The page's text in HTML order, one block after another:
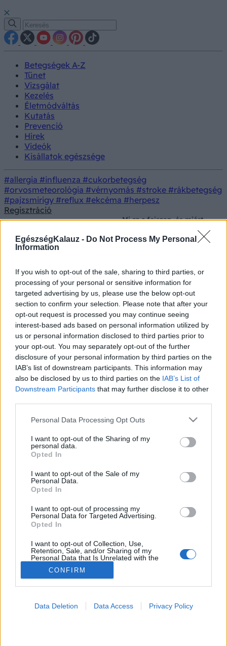
EgészségKalauz - Do Not Process My Personal
Information
If you wish to opt-out of the sale, sharing to third parties, or
processing of your personal or sensitive information for
targeted advertising by us, please use the below opt-out
section to confirm your selection. Please note that after your
opt-out request is processed you may continue seeing
interest-based ads based on personal information utilized by
us or personal information disclosed to third parties prior to
your opt-out. You may separately opt-out of the further
disclosure of your personal information by third parties on the
IAB’s list of downstream participants. This information may
also be disclosed by us to third parties on the IAB’s List of
Downstream Participants that may further disclose it to other
Please note that this website/app uses one or more Google
not limited to your visit or usage behaviour. You may click to
grant or deny consent to Google and its third-party tags to
use your data for below specified purposes in below Google
consent section.
Personal Data Processing Opt Outs
I want to opt-out of the Sharing of my
personal data.
Opted In
I want to opt-out of the Sale of my
Personal Data.
Opted In
I want to opt-out of processing my
Personal Data for Targeted Advertising.
Opted In
I want to opt-out of Collection, Use,
Retention, Sale, and/or Sharing of my
Personal Data that Is Unrelated with the
Purposes for which it was collected.
Opted Out
CONFIRM
Data Deletion Data Access Privacy Policy
Betegségek A-Z
Tünet
Vizsgálat
Kezelés
Életmódváltás
Kutatás
Prevenció
Hírek
Videók
Kisállatok egészsége
#allergia #influenza #cukorbetegség
#orvosmeteorológia #vérnyomás #stroke #rákbetegség
#pajzsmirigy #reflux #ekcéma #herpesz
Regisztráció
Mi az a fejszag, és miért
Meglepő a magyarázat
ősszel alakul ki? Meglepő a
magyarázat
Szépségápolás
2024. szeptember 24. 18:04